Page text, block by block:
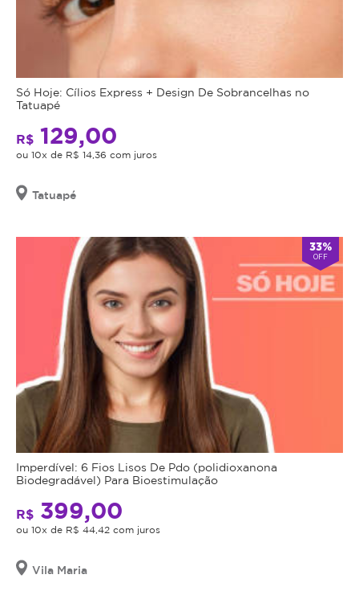
da
plataforma.
comprado
possui
data
de
validade,
é
data
utilizá-
cupom
expirar,
não
conseguirá
mais
utilizar
serviço
ou
o
Só Hoje: Cílios Express + Design De Sobrancelhas no
Tatuapé
R$ 129,00
ou 10x de R$ 14,36 com juros
Tatuapé
33%
OFF
Imperdível: 6 Fios Lisos De Pdo (polidioxanona
Biodegradável) Para Bioestimulação
R$ 399,00
ou 10x de R$ 44,42 com juros
Vila Maria